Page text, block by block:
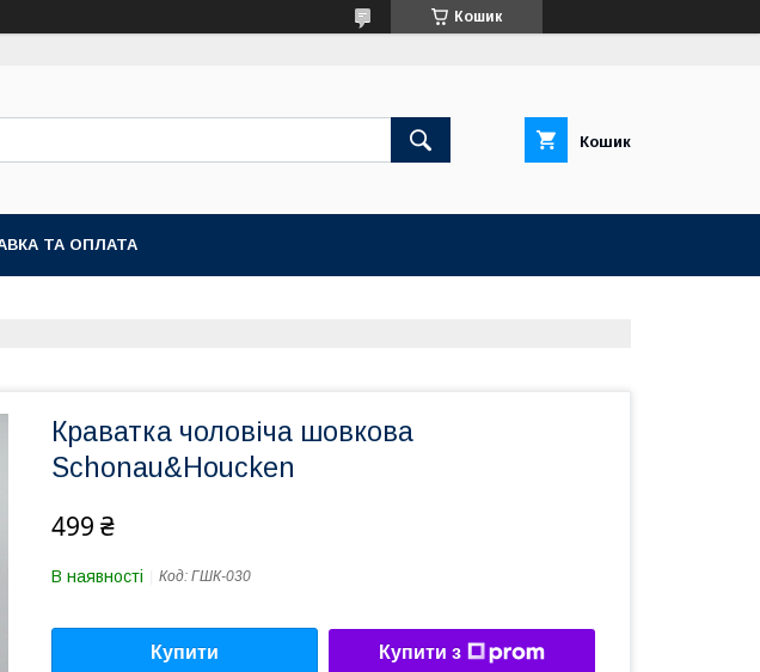
Кошик
Кошик
ТА ОПЛАТА
Краватка чоловіча шовкова
Schonau&Houcken
499 ₴
В наявності Код: ГШК-030
Купити Купити з